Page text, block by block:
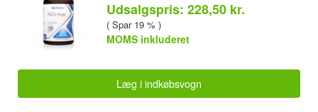
Udsalgspris: 228,50 kr.
( Spar 19 % )
MOMS inkluderet
Læg i indkøbsvogn